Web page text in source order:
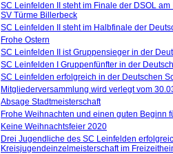
SC Leinfelden II steht im Finale der DSOL
SV Türme Billerbeck
SC Leinfelden II steht im Halbfinale der
Frohe Ostern
SC Leinfelden II ist Gruppensieger in der
SC Leinfelden I Gruppenfünfter in der
SC Leinfelden erfolgreich in der Deutschen
Mitgliederversammlung wird verlegt vom
Absage Stadtmeisterschaft
Frohe Weihnachten und einen guten Beginn
Keine Weihnachtsfeier 2020
Drei Jugendliche des SC Leinfelden
Kreisjugendeinzelmeisterschaft im